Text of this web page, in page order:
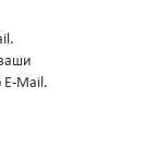
E-Mail.